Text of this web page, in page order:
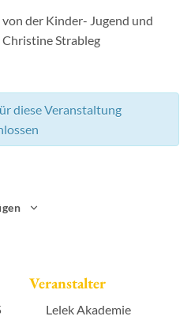
der Kinder- Jugend und
Strableg
diese Veranstaltung
Veranstalter
Lelek Akademie